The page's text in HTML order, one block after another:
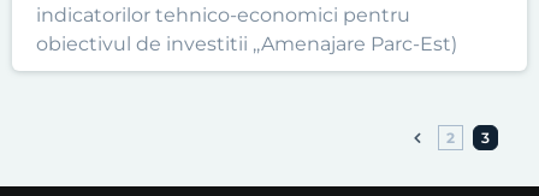
indicatorilor tehnico-economici pentru
obiectivul de investitii ,,Amenajare Parc-Est)
2 3